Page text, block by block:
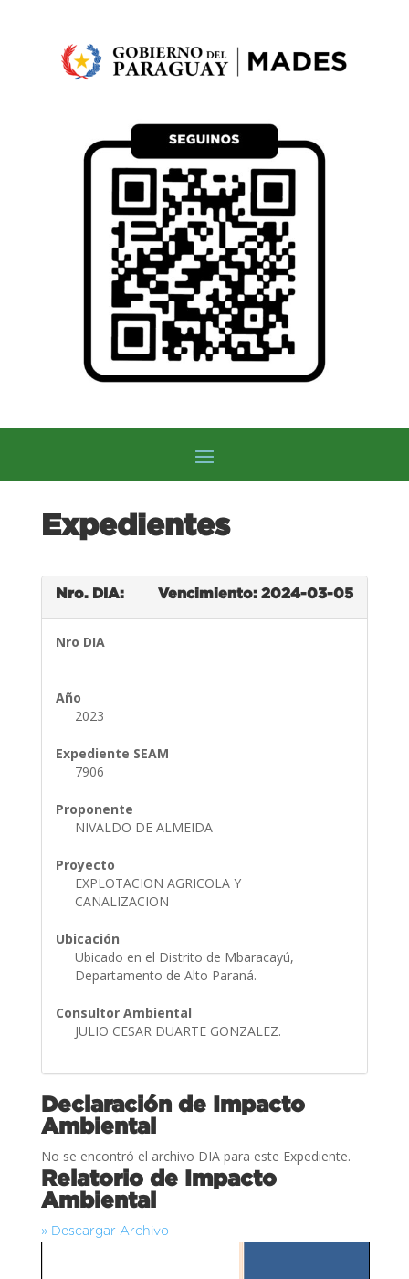
Expedientes
Nro. DIA: Vencimiento: 2024-03-05
Nro DIA
Año
2023
Expediente SEAM
7906
Proponente
NIVALDO DE ALMEIDA
Proyecto
EXPLOTACION AGRICOLA Y
CANALIZACION
Ubicación
Ubicado en el Distrito de Mbaracayú,
Departamento de Alto Paraná.
Consultor Ambiental
JULIO CESAR DUARTE GONZALEZ.
Declaración de Impacto
Ambiental
No se encontró el archivo DIA para este Expediente.
Relatorio de Impacto
Ambiental
» Descargar Archivo